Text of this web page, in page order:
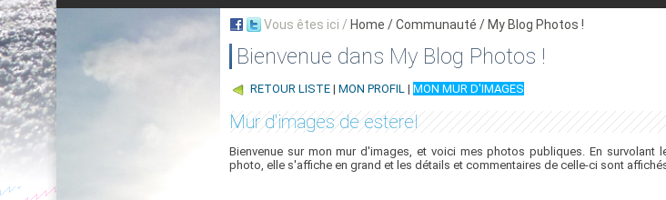
Vous êtes ici / Home / Communauté / My Blog Photos !
Bienvenue dans My Blog Photos !
RETOUR LISTE | MON PROFIL | MON MUR D'IMAGES
Mur d'images de esterel
Bienvenue sur mon mur d'images, et voici mes photos publiques. En
photo, elle s'affiche en grand et les détails et commentaires de celle-ci sont